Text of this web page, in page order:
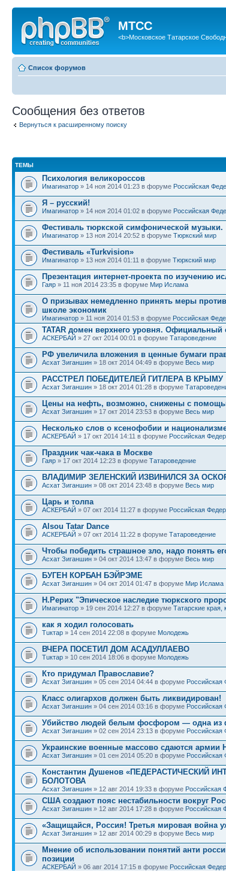
МТСС
<b>Московское Татарское
Список форумов
Сообщения без ответов
Вернуться к расширенному поиску
ТЕМЫ
Психология великороссов
Имагинатор » 14 ноя 2014 01:23 в форуме Российская
Я – русский!
Имагинатор » 14 ноя 2014 01:02 в форуме Российская
Фестиваль тюркской симфонической музыки.
Имагинатор » 13 ноя 2014 20:52 в форуме Тюркский мир
Фестиваль «Turkvision»
Имагинатор » 13 ноя 2014 01:11 в форуме Тюркский мир
Презентация интернет-проекта по изучению
Гаяр » 11 ноя 2014 23:35 в форуме Мир Ислама
О призывах немедленно принять меры
школе экономик
Имагинатор » 11 ноя 2014 01:53 в форуме Российская
TATAR домен верхнего уровня. Официальный
АСКЕРБАЙ » 27 окт 2014 00:01 в форуме Татароведение
РФ увеличила вложения в ценные бумаги
Асхат Зиганшин » 18 окт 2014 04:49 в форуме Весь мир
РАССТРЕЛ ПОБЕДИТЕЛЕЙ ГИТЛЕРА В КРЫМУ
Асхат Зиганшин » 18 окт 2014 01:28 в форуме
Цены на нефть, возможно, снижены с
Асхат Зиганшин » 17 окт 2014 23:53 в форуме Весь мир
Несколько слов о ксенофобии и
АСКЕРБАЙ » 17 окт 2014 14:11 в форуме Российская
Праздник чак-чака в Москве
Гаяр » 17 окт 2014 12:23 в форуме Татароведение
ВЛАДИМИР ЗЕЛЕНСКИЙ ИЗВИНИЛСЯ ЗА
Асхат Зиганшин » 08 окт 2014 23:48 в форуме Весь мир
Царь и толпа
АСКЕРБАЙ » 07 окт 2014 11:27 в форуме Российская
Alsou Tatar Dance
АСКЕРБАЙ » 07 окт 2014 11:22 в форуме Татароведение
Чтобы победить страшное зло, надо понять
Асхат Зиганшин » 04 окт 2014 13:47 в форуме Весь мир
БУГЕН КОРБАН БЭЙРЭМЕ
Асхат Зиганшин » 04 окт 2014 01:47 в форуме Мир Ислама
Н.Рерих "Эпическое наследие тюркского
Имагинатор » 19 сен 2014 12:27 в форуме Татарские края,
как я ходил голосовать
Тuктар » 14 сен 2014 22:08 в форуме Молодежь
ВЧЕРА ПОСЕТИЛ ДОМ АСАДУЛЛАЕВО
Тuктар » 10 сен 2014 18:06 в форуме Молодежь
Кто придумал Православие?
Асхат Зиганшин » 05 сен 2014 04:44 в форуме Российская
Класс олигархов должен быть ликвидирован!
Асхат Зиганшин » 04 сен 2014 03:16 в форуме Российская
Убийство людей белым фосфором — одна
Асхат Зиганшин » 02 сен 2014 23:13 в форуме Российская
Украинские военные массово сдаются армии
Асхат Зиганшин » 01 сен 2014 05:20 в форуме Российская
Константин Душенов «ПЕДЕРАСТИЧЕСКИЙ
БОЛОТОВА
Асхат Зиганшин » 12 авг 2014 19:33 в форуме Российская
США создают пояс нестабильности вокруг
Асхат Зиганшин » 12 авг 2014 17:28 в форуме Российская
«Защищайся, Россия! Третья мировая война
Асхат Зиганшин » 12 авг 2014 00:29 в форуме Весь мир
Мнение об использовании понятий анти
позиции
АСКЕРБАЙ » 06 авг 2014 17:15 в форуме Российская